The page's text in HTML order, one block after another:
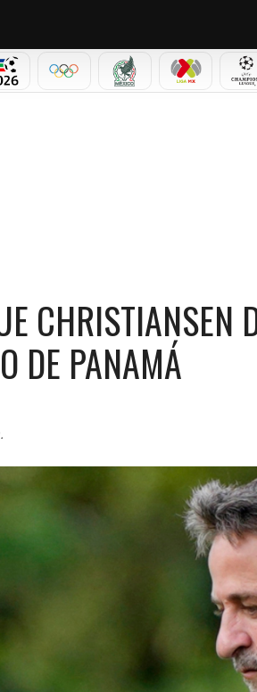
MUNDIAL 2026OLÍMPICOSSELECCIÓNLIGA MX
CHRISTIANSEN
DE PANAMÁ